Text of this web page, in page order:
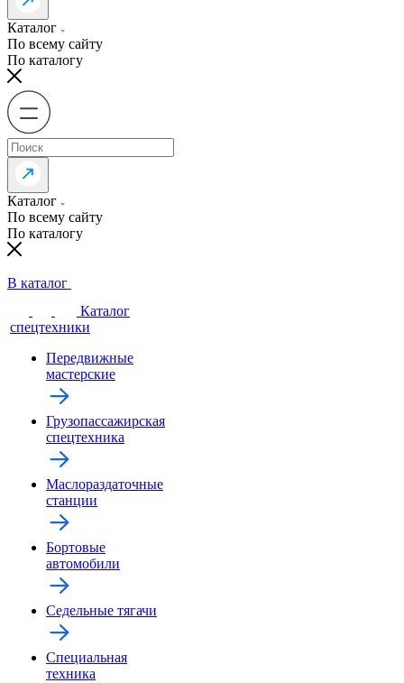
Каталог
По всему сайту
По каталогу
Каталог
По всему сайту
По каталогу
В каталог
Каталог
спецтехники
Передвижные
мастерские
Грузопассажирская
спецтехника
Маслораздаточные
станции
Бортовые
автомобили
Седельные тягачи
Специальная
техника